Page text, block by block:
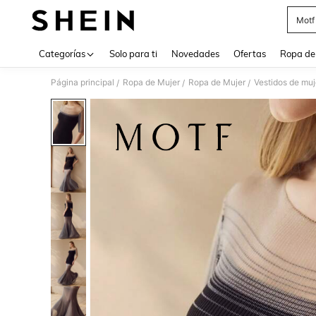
Motf
Categorías Solo para ti Novedades Ofertas Ropa
Página principal / Ropa de Mujer / Ropa de Mujer / Vestidos de